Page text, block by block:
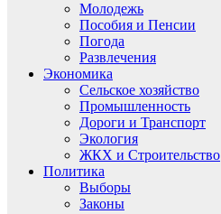
Молодежь
Пособия и Пенсии
Погода
Развлечения
Экономика
Сельское хозяйство
Промышленность
Дороги и Транспорт
Экология
ЖКХ и Строительство
Политика
Выборы
Законы